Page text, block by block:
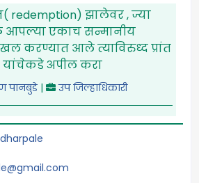
redemption) झालेवर , ज्या
एकाच सन्मानीय
करण्यात आले त्याविरुध्द प्रांत
यांचेकडे अपील करा
पानबुडे | उप जिल्हाधिकारी